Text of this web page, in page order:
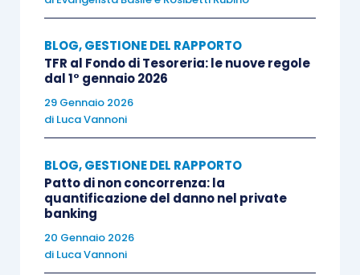
giudici del lavoro, è inevitabile che creerà
perché dall’interpretazione di tale nozione
dipenderà l’estensione – maggiore o minore – del
nuovo campo di applicazione del lavoro
subordinato.
In prima battuta, a caldo, è possibile immaginare
che la nozione di etero-organizzazione venga
interpretata dalla giurisprudenza come una forma
di subordinazione “attenuata”, in cui non sarà
necessario – per applicare la disciplina del lavoro
BLOG,GESTIONE DEL RAPPORTO
TFR al Fondo di Tesoreria: le nuove regole
dal 1° gennaio 2026
29 Gennaio 2026
di Luca Vannoni
BLOG,GESTIONE DEL RAPPORTO
Patto di non concorrenza: la
quantificazione del danno nel private
banking
20 Gennaio 2026
di Luca Vannoni